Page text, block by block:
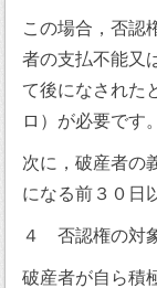
この場合，否認
者の支払不能又
て後になされた
ロ）が必要です。
次に，破産者の
になる前３０日
４ 否認権の対
破産者が自ら積